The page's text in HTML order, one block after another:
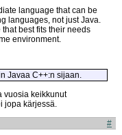
language that can be
languages, not just Java.
best fits their needs
environment.
Javaa C++:n sijaan.
vuosia keikkunut
jopa kärjessä.
#